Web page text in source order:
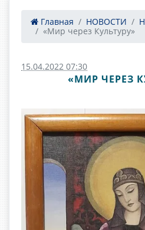
Главная НОВОСТИ
«Мир через Культуру»
15.04.2022 07:30
«МИР ЧЕРЕЗ